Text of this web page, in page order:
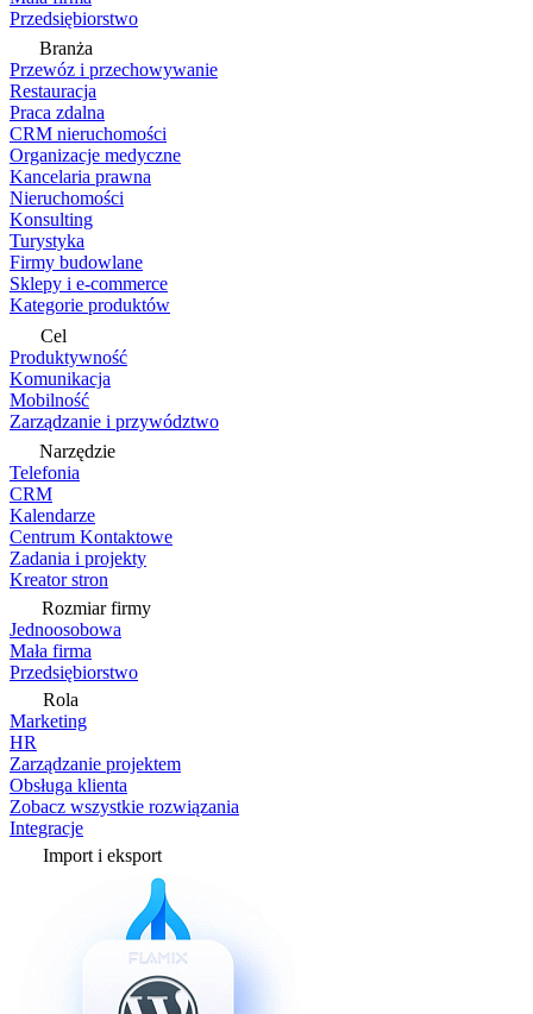
Przedsiębiorstwo
Branża
Przewóz i przechowywanie
Restauracja
Praca zdalna
CRM nieruchomości
Organizacje medyczne
Kancelaria prawna
Nieruchomości
Konsulting
Turystyka
Firmy budowlane
Sklepy i e-commerce
Kategorie produktów
Cel
Produktywność
Komunikacja
Mobilność
Zarządzanie i przywództwo
Narzędzie
Telefonia
CRM
Kalendarze
Centrum Kontaktowe
Zadania i projekty
Kreator stron
Rozmiar firmy
Jednoosobowa
Mała firma
Przedsiębiorstwo
Rola
Marketing
HR
Zarządzanie projektem
Obsługa klienta
Zobacz wszystkie rozwiązania
Integracje
Import i eksport